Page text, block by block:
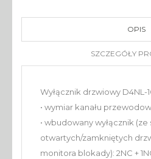
OPIS
SZCZEGÓŁY
Wyłącznik drzwiowy D4NL-
• wymiar kanału
• wbudowany wyłącznik
otwartych/zamkniętych
monitora blokady): 2NC +